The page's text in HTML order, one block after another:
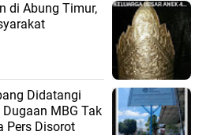
di Abung Timur,
Didatangi
MBG Tak
Pers Disorot